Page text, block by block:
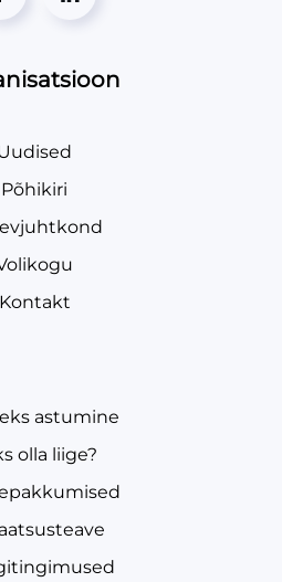
Põhikiri
Kontakt
astumine
olla liige?